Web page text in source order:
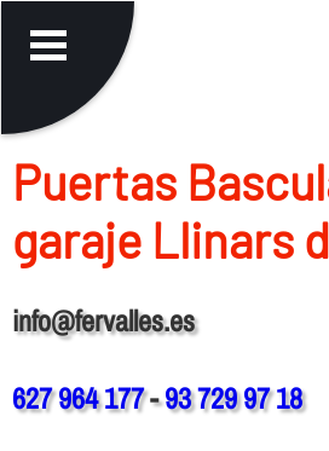
Puertas
garaje Llinars
info@fervalles.es
627 964 177-93 729 97 18